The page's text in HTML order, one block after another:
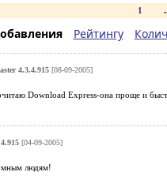
1
Рейтингу
4.3.4.915[08-09-2005]
Download Express-она проще и
[04-09-2005]
людям!